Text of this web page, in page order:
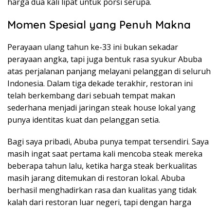
Momen Spesial yang Penuh Makna
Perayaan ulang tahun ke-33 ini bukan sekadar
perayaan angka, tapi juga bentuk rasa syukur Abuba
atas perjalanan panjang melayani pelanggan di seluruh
Indonesia. Dalam tiga dekade terakhir, restoran ini
telah berkembang dari sebuah tempat makan
sederhana menjadi jaringan steak house lokal yang
punya identitas kuat dan pelanggan setia.
Bagi saya pribadi, Abuba punya tempat tersendiri. Saya
masih ingat saat pertama kali mencoba steak mereka
beberapa tahun lalu, ketika harga steak berkualitas
masih jarang ditemukan di restoran lokal. Abuba
berhasil menghadirkan rasa dan kualitas yang tidak
kalah dari restoran luar negeri, tapi dengan harga